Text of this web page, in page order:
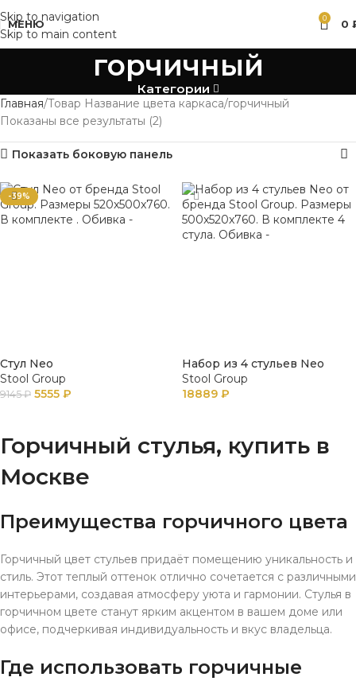
Skip to navigation
Skip to main content
МЕНЮ 0 0
горчичный
Категории
Главная Товар Название цвета каркаса горчичный
Показаны все результаты (2)
Показать боковую панель
-39%
Стул Neo
Stool Group
9145₽ 5555 ₽
Набор из 4 стульев Neo
Stool Group
18889 ₽
Горчичный стулья, купить в
Москве
Преимущества горчичного цвета
Горчичный цвет стульев придаёт помещению уникальность и
стиль. Этот теплый оттенок отлично сочетается с различными
интерьерами, создавая атмосферу уюта и гармонии. Стулья в
горчичном цвете станут ярким акцентом в вашем доме или
офисе, подчеркивая индивидуальность и вкус владельца.
Где использовать горчичные